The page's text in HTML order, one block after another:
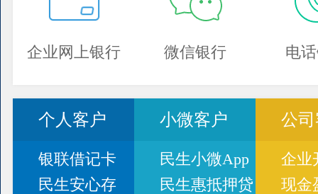
企业网上银行 微信银行 电
个人客户
银联借记卡
民生安心存
小微客户
民生小微App
民生惠抵押贷
公
企业
现金